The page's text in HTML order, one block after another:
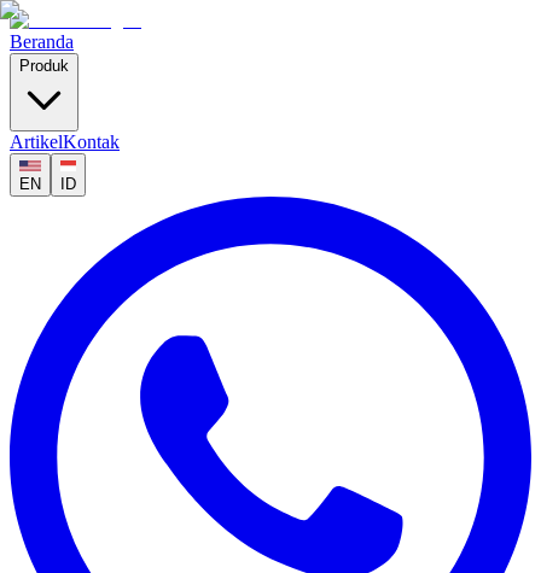
Beranda
Produk
ArtikelKontak
EN ID